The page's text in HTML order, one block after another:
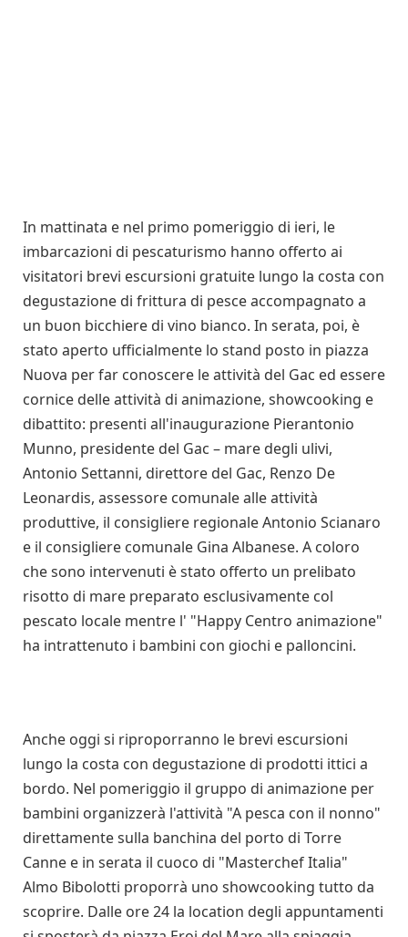
In mattinata e nel primo pomeriggio di ieri, le
imbarcazioni di pescaturismo hanno offerto ai
visitatori brevi escursioni gratuite lungo la costa con
degustazione di frittura di pesce accompagnato a
un buon bicchiere di vino bianco. In serata, poi, è
stato aperto ufficialmente lo stand posto in piazza
Nuova per far conoscere le attività del Gac ed essere
cornice delle attività di animazione, showcooking e
dibattito: presenti all'inaugurazione Pierantonio
Munno, presidente del Gac – mare degli ulivi,
Antonio Settanni, direttore del Gac, Renzo De
Leonardis, assessore comunale alle attività
produttive, il consigliere regionale Antonio Scianaro
e il consigliere comunale Gina Albanese. A coloro
che sono intervenuti è stato offerto un prelibato
risotto di mare preparato esclusivamente col
pescato locale mentre l' "Happy Centro animazione"
ha intrattenuto i bambini con giochi e palloncini.
Anche oggi si riproporranno le brevi escursioni
lungo la costa con degustazione di prodotti ittici a
bordo. Nel pomeriggio il gruppo di animazione per
bambini organizzerà l'attività "A pesca con il nonno"
direttamente sulla banchina del porto di Torre
Canne e in serata il cuoco di "Masterchef Italia"
Almo Bibolotti proporrà uno showcooking tutto da
scoprire. Dalle ore 24 la location degli appuntamenti